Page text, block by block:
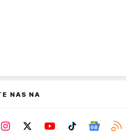
NAS NA